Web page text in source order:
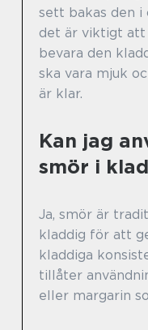
sett bakas den i
det är viktigt att
bevara den
ska vara mjuk
är klar.
Kan jag
smör i
Ja, smör är
kladdig för att
kladdiga
tillåter
eller margarin